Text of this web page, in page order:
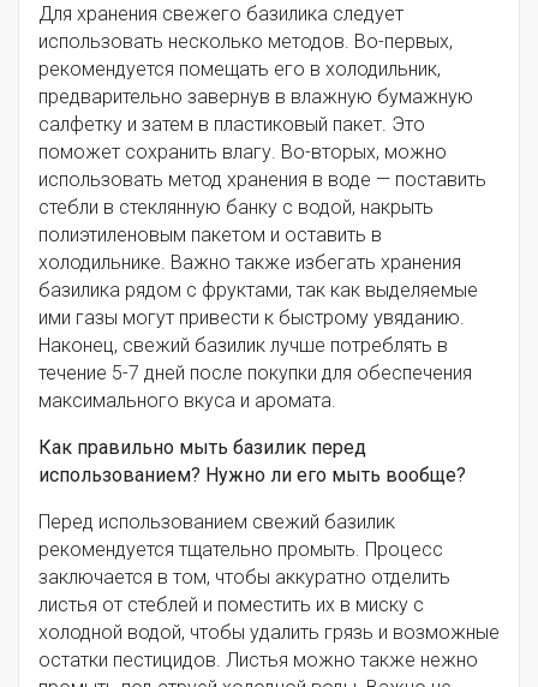
Для хранения свежего базилика следует
использовать несколько методов. Во-первых,
рекомендуется помещать его в холодильник,
предварительно завернув в влажную бумажную
салфетку и затем в пластиковый пакет. Это
поможет сохранить влагу. Во-вторых, можно
использовать метод хранения в воде — поставить
стебли в стеклянную банку с водой, накрыть
полиэтиленовым пакетом и оставить в
холодильнике. Важно также избегать хранения
базилика рядом с фруктами, так как выделяемые
ими газы могут привести к быстрому увяданию.
Наконец, свежий базилик лучше потреблять в
течение 5-7 дней после покупки для обеспечения
максимального вкуса и аромата.
Как правильно мыть базилик перед
использованием? Нужно ли его мыть вообще?
Перед использованием свежий базилик
рекомендуется тщательно промыть. Процесс
заключается в том, чтобы аккуратно отделить
листья от стеблей и поместить их в миску с
холодной водой, чтобы удалить грязь и возможные
остатки пестицидов. Листья можно также нежно